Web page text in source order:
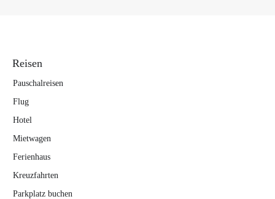
Reisen
Pauschalreisen
Flug
Hotel
Mietwagen
Ferienhaus
Kreuzfahrten
Parkplatz buchen